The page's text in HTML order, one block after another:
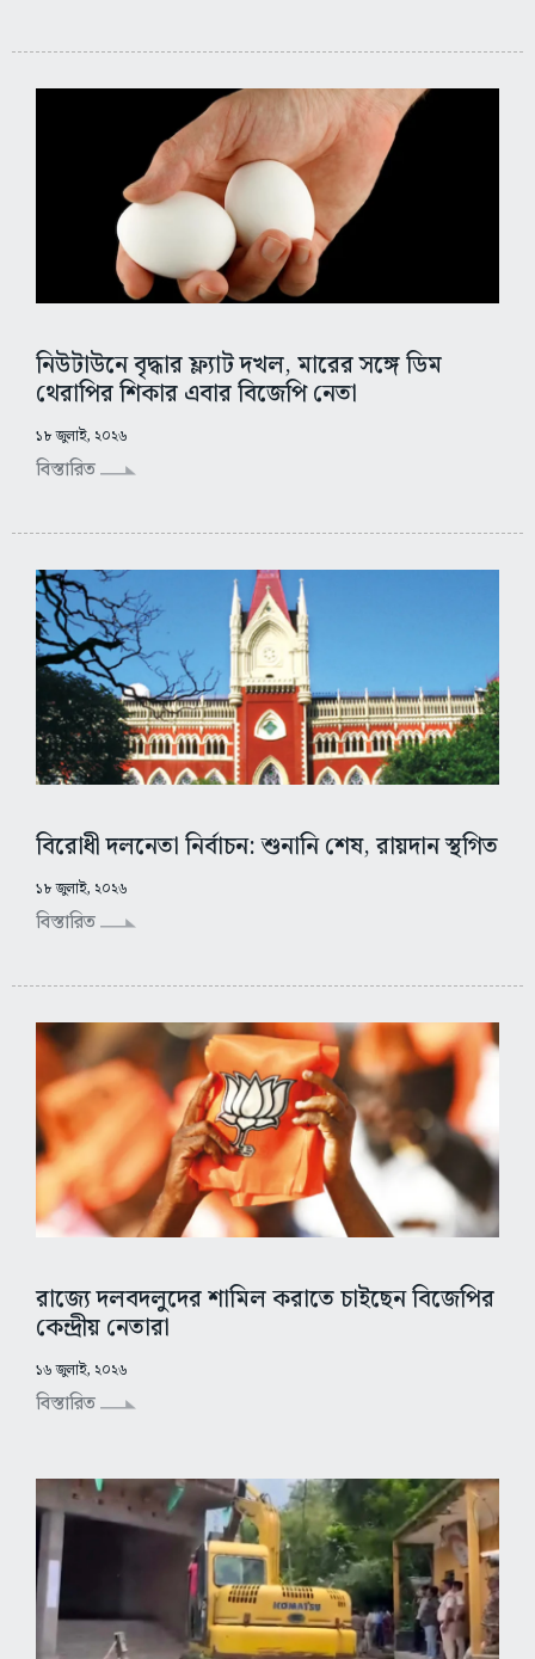
নিউটাউনে বৃদ্ধার ফ্ল্যাট দখল, মারের সঙ্গে ডিম
থেরাপির শিকার এবার বিজেপি নেতা
১৮ জুলাই, ২০২৬
বিস্তারিত
বিরোধী দলনেতা নির্বাচন: শুনানি শেষ, রায়দান স্থগিত
১৮ জুলাই, ২০২৬
বিস্তারিত
রাজ্যে দলবদলুদের শামিল করাতে চাইছেন বিজেপির
কেন্দ্রীয় নেতারা
১৬ জুলাই, ২০২৬
বিস্তারিত